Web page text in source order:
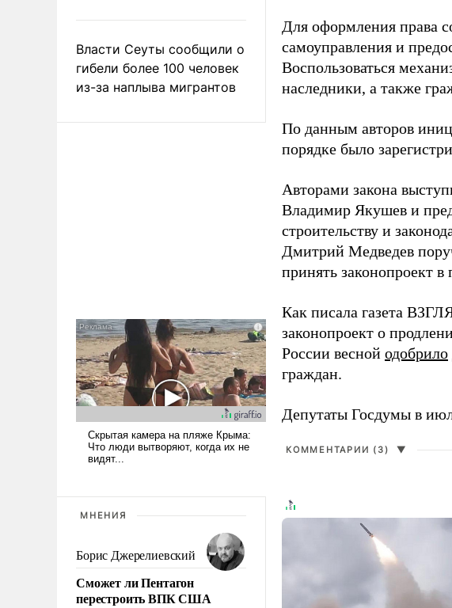
Власти Сеуты сообщили о
гибели более 100 человек
из-за наплыва мигрантов
МНЕНИЯ
Борис Джерелиевский
Сможет ли Пентагон
перестроить ВПК США
Для оформления права
самоуправления и
Воспользоваться
наследники, а также
По данным авторов
порядке было
Авторами закона
Владимир Якушев и
строительству и
Дмитрий Медведев
принять законопроект
Как писала газета
законопроект о
России весной одобрило
граждан.
Депутаты Госдумы в
КОММЕНТАРИИ (3) ▼